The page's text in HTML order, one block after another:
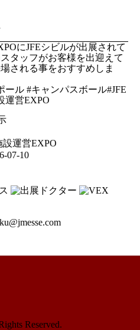
にJFEシビルが出展されて
タッフがお客様を出迎えて
される事をおすすめしま
ル #キャンパスボール#JFE
運営EXPO
運営EXPO
07-10
Reserved.